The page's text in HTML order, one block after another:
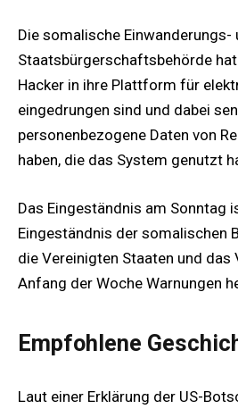
Die somalische Einwanderungs-
Staatsbürgerschaftsbehörde
Hacker in ihre Plattform für
eingedrungen sind und dabei
personenbezogene Daten von
haben, die das System genutzt
Das Eingeständnis am Sonntag
Eingeständnis der somalischen
die Vereinigten Staaten und das
Anfang der Woche Warnungen
Empfohlene
Laut einer Erklärung der US-